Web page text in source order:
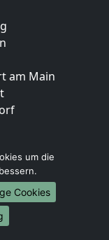
am Main
um die
Cookies